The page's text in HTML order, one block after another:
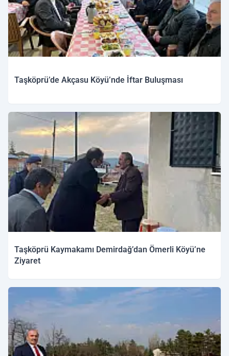
Taşköprü’de Akçasu Köyü’nde İftar Buluşması
Taşköprü Kaymakamı Demirdağ’dan Ömerli Köyü’ne
Ziyaret